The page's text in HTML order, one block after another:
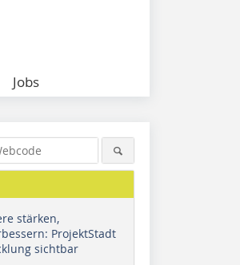
Jobs
stärken,
ProjektStadt
sichtbar